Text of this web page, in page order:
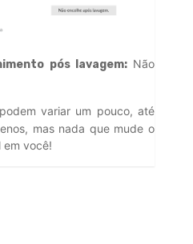
pós lavagem:Não
variar um pouco, até
mas nada que mude o
em você!